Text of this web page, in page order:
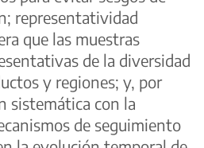
representatividad
que las muestras
de la diversidad
y regiones; y, por
sistemática con la
de seguimiento